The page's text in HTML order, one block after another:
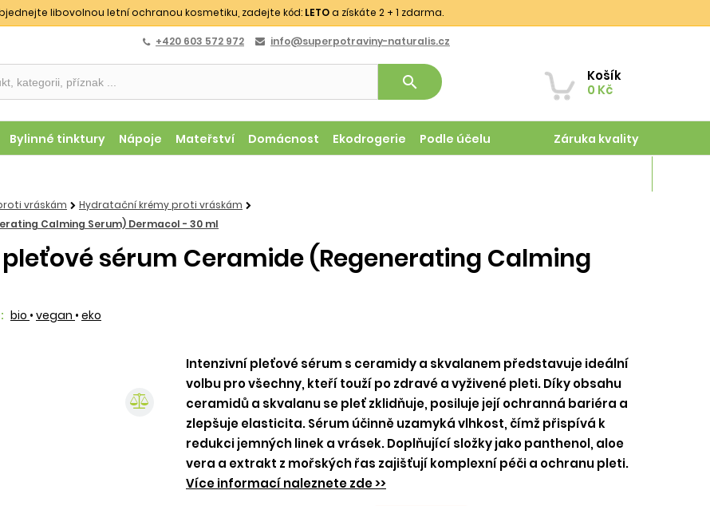
libovolnou letní ochranou kosmetiku, zadejte kód: LETOa získáte 2 + 1 zdarma.
+420 603 572 972 info@superpotraviny-naturalis.cz
Košík
0 Kč
search
Bylinné tinktury Nápoje Mateřství Domácnost Ekodrogerie Podle účelu Záruka kvality
vráskám
Hydratační krémy proti vráskám
Calming Serum) Dermacol - 30 ml
sérum Ceramide (Regenerating Calming
bio • vegan • eko
Intenzivní pleťové sérum s ceramidy a skvalanem představuje ideální
volbu pro všechny, kteří touží po zdravé a vyživené pleti. Díky obsahu
ceramidů a skvalanu se pleť zklidňuje, posiluje její ochranná bariéra a
zlepšuje elasticita. Sérum účinně uzamyká vlhkost, čímž přispívá k
redukci jemných linek a vrásek. Doplňující složky jako panthenol, aloe
vera a extrakt z mořských řas zajišťují komplexní péči a ochranu pleti.
Více informací naleznete zde >>